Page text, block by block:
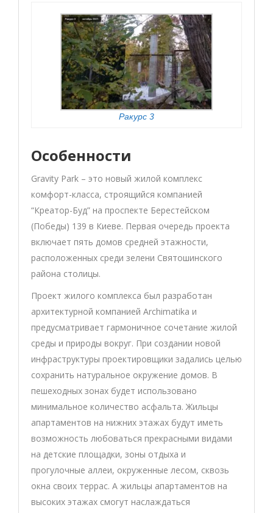
Ракурс 3
Особенности
Gravity Park – это новый жилой комплекс
комфорт-класса, строящийся компанией
“Креатор-Буд” на проспекте Берестейском
(Победы) 139 в Киеве. Первая очередь проекта
включает пять домов средней этажности,
расположенных среди зелени Святошинского
района столицы.
Проект жилого комплекса был разработан
архитектурной компанией Archimatika и
предусматривает гармоничное сочетание жилой
среды и природы вокруг. При создании новой
инфраструктуры проектировщики задались целью
сохранить натуральное окружение домов. В
пешеходных зонах будет использовано
минимальное количество асфальта. Жильцы
апартаментов на нижних этажах будут иметь
возможность любоваться прекрасными видами
на детские площадки, зоны отдыха и
прогулочные аллеи, окруженные лесом, сквозь
окна своих террас. А жильцы апартаментов на
высоких этажах смогут наслаждаться